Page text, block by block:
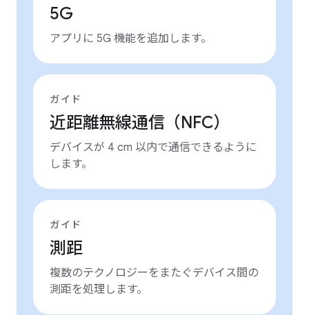
5G
アプリに 5G 機能を追加します。
ガイド
近距離無線通信（NFC）
デバイスが 4 cm 以内で通信できるように
します。
ガイド
測距
複数のテクノロジーをまたぐデバイス間の
測距を処理します。